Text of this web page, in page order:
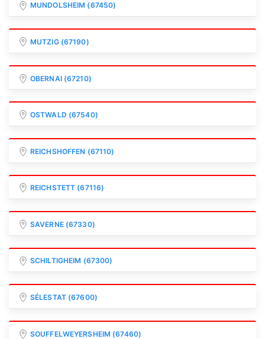
MUNDOLSHEIM (67450)
MUTZIG (67190)
OBERNAI (67210)
OSTWALD (67540)
REICHSHOFFEN (67110)
REICHSTETT (67116)
SAVERNE (67330)
SCHILTIGHEIM (67300)
SÉLESTAT (67600)
SOUFFELWEYERSHEIM (67460)